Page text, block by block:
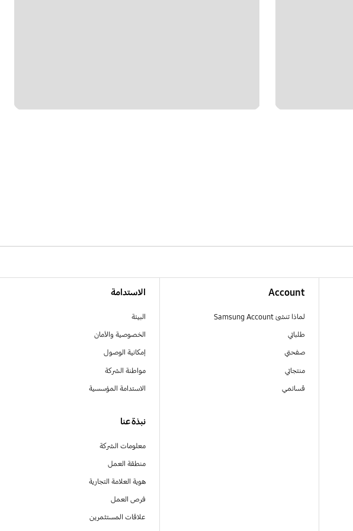
Account
لماذا تنشئ Samsung Account
طلباتي
صفحتي
منتجاتي
قسائمي
الاستدامة
البيئة
الخصوصية والأمان
إمكانية الوصول
مواطنة الشركة
الاستدامة المؤسسية
نبذة عنا
معلومات الشركة
منطقة العمل
هوية العلامة التجارية
فرص العمل
علاقات المستثمرين